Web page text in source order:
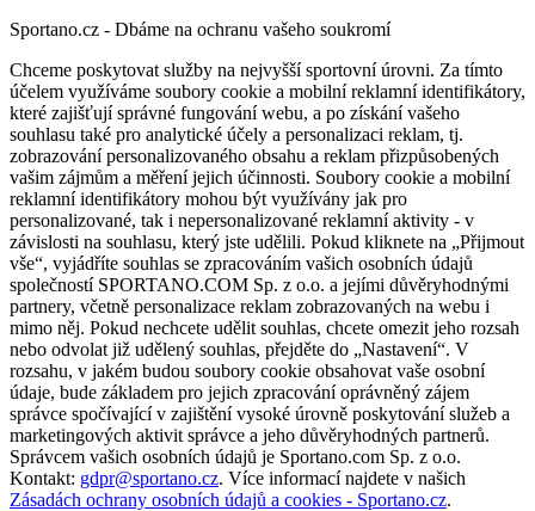
Sportano.cz - Dbáme na ochranu vašeho soukromí
Chceme poskytovat služby na nejvyšší sportovní úrovni. Za tímto
účelem využíváme soubory cookie a mobilní reklamní identifikátory,
které zajišťují správné fungování webu, a po získání vašeho
souhlasu také pro analytické účely a personalizaci reklam, tj.
zobrazování personalizovaného obsahu a reklam přizpůsobených
vašim zájmům a měření jejich účinnosti. Soubory cookie a mobilní
reklamní identifikátory mohou být využívány jak pro
personalizované, tak i nepersonalizované reklamní aktivity - v
závislosti na souhlasu, který jste udělili. Pokud kliknete na „Přijmout
vše“, vyjádříte souhlas se zpracováním vašich osobních údajů
společností SPORTANO.COM Sp. z o.o. a jejími důvěryhodnými
partnery, včetně personalizace reklam zobrazovaných na webu i
mimo něj. Pokud nechcete udělit souhlas, chcete omezit jeho rozsah
nebo odvolat již udělený souhlas, přejděte do „Nastavení“. V
rozsahu, v jakém budou soubory cookie obsahovat vaše osobní
údaje, bude základem pro jejich zpracování oprávněný zájem
správce spočívající v zajištění vysoké úrovně poskytování služeb a
marketingových aktivit správce a jeho důvěryhodných partnerů.
Správcem vašich osobních údajů je Sportano.com Sp. z o.o.
Kontakt: gdpr@sportano.cz. Více informací najdete v našich
Zásadách ochrany osobních údajů a cookies - Sportano.cz.